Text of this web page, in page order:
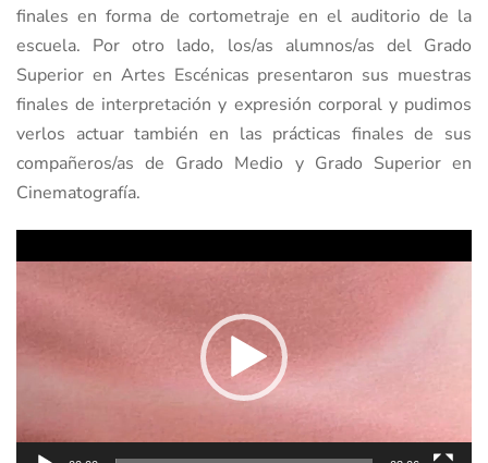
finales en forma de cortometraje en el auditorio de la
escuela. Por otro lado, los/as alumnos/as del Grado
Superior en Artes Escénicas presentaron sus muestras
finales de interpretación y expresión corporal y pudimos
verlos actuar también en las prácticas finales de sus
compañeros/as de Grado Medio y Grado Superior en
Cinematografía.